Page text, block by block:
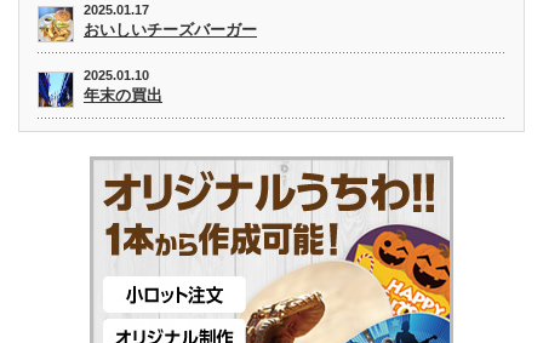
2025.01.17
おいしいチーズバーガー
2025.01.10
年末の買出